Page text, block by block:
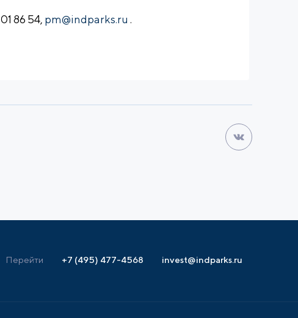
86 54, pm@indparks.ru .
Перейти +7 (495) 477-4568 invest@indparks.ru